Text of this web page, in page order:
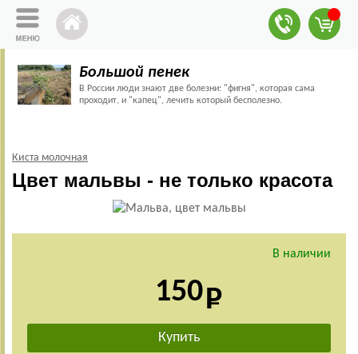
Большой пенек
В России люди знают две болезни: "фигня", которая сама
проходит, и "капец", лечить который бесполезно.
Киста молочная
Цвет мальвы - не только красота
В наличии
150